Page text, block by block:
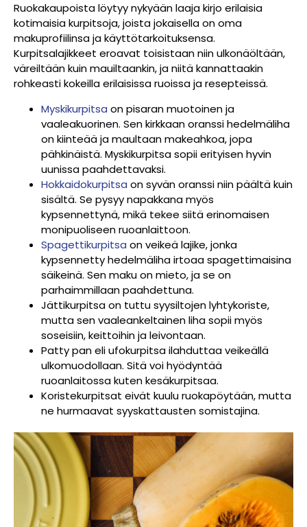
Ruokakaupoista löytyy nykyään laaja kirjo erilaisia
kotimaisia kurpitsoja, joista jokaisella on oma
makuprofiilinsa ja käyttötarkoituksensa.
Kurpitsalajikkeet eroavat toisistaan niin ulkonäöltään,
väreiltään kuin mauiltaankin, ja niitä kannattaakin
rohkeasti kokeilla erilaisissa ruoissa ja resepteissä.
Myskikurpitsa on pisaran muotoinen ja
vaaleakuorinen. Sen kirkkaan oranssi hedelmäliha
on kiinteää ja maultaan makeahkoa, jopa
pähkinäistä. Myskikurpitsa sopii erityisen hyvin
uunissa paahdettavaksi.
Hokkaidokurpitsa on syvän oranssi niin päältä kuin
sisältä. Se pysyy napakkana myös
kypsennettynä, mikä tekee siitä erinomaisen
monipuoliseen ruoanlaittoon.
Spagettikurpitsa on veikeä lajike, jonka
kypsennetty hedelmäliha irtoaa spagettimaisina
säikeinä. Sen maku on mieto, ja se on
parhaimmillaan paahdettuna.
Jättikurpitsa on tuttu syysiltojen lyhtykoriste,
mutta sen vaaleankeltainen liha sopii myös
soseisiin, keittoihin ja leivontaan.
Patty pan eli ufokurpitsa ilahduttaa veikeällä
ulkomuodollaan. Sitä voi hyödyntää
ruoanlaitossa kuten kesäkurpitsaa.
Koristekurpitsat eivät kuulu ruokapöytään, mutta
ne hurmaavat syyskattausten somistajina.